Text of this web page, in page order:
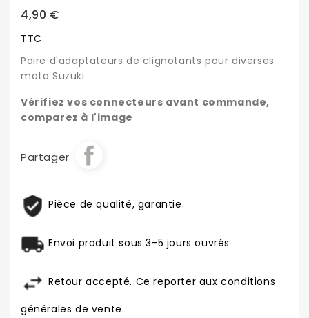
4,90 €
TTC
Paire d'adaptateurs de clignotants pour diverses
moto Suzuki
Vérifiez vos connecteurs avant commande,
comparez à l'image
Partager
Pièce de qualité, garantie.
Envoi produit sous 3-5 jours ouvrés
Retour accepté. Ce reporter aux conditions
générales de vente.